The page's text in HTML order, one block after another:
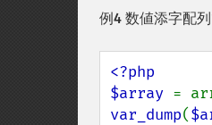
例4 数値添字配
<?php
$array =
var_dump(